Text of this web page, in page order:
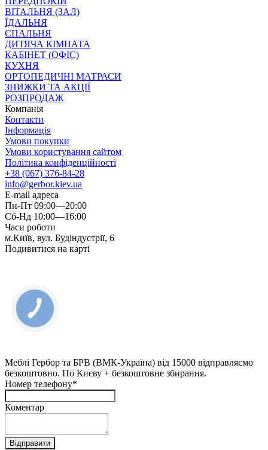
ВІТАЛЬНЯ (ЗАЛ)
ЇДАЛЬНЯ
СПАЛЬНЯ
ДИТЯЧА КІМНАТА
КАБІНЕТ (ОФІС)
КУХНЯ
ОРТОПЕДИЧНІ МАТРАСИ
ЗНИЖКИ ТА АКЦІЇ
РОЗПРОДАЖ
Компанія
Контакти
Інформація
Умови покупки
Умови користування сайтом
Політика конфіденційності
+38 (067) 376-84-28
info@gerbor.kiev.ua
E-mail адреса
Пн-Пт 09:00—20:00
Сб-Нд 10:00—16:00
Часи роботи
м.Київ, вул. Будіндустрії, 6
Подивитися на карті
Меблі Гербор та БРВ (ВМК-Україна) від 15000 відправляємо
безкоштовно. По Києву + безкоштовне збирання.
Номер телефону*
Коментар
КНОПКА
ЗВ'ЯЗКУ